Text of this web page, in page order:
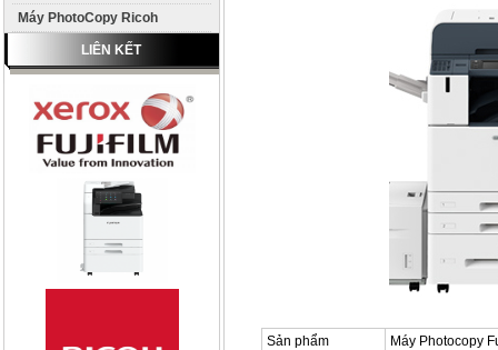
Máy PhotoCopy Ricoh
LIÊN KẾT
Sản phẩm
Máy Photocopy